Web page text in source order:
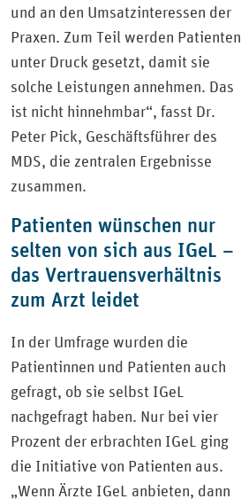
und an den Umsatzinteressen der
Praxen. Zum Teil werden Patienten
unter Druck gesetzt, damit sie
solche Leistungen annehmen. Das
ist nicht hinnehmbar“, fasst Dr.
Peter Pick, Geschäftsführer des
MDS, die zentralen Ergebnisse
zusammen.
Patienten wünschen nur
selten von sich aus IGeL –
das Vertrauensverhältnis
zum Arzt leidet
In der Umfrage wurden die
Patientinnen und Patienten auch
gefragt, ob sie selbst IGeL
nachgefragt haben. Nur bei vier
Prozent der erbrachten IGeL ging
die Initiative von Patienten aus.
„Wenn Ärzte IGeL anbieten, dann